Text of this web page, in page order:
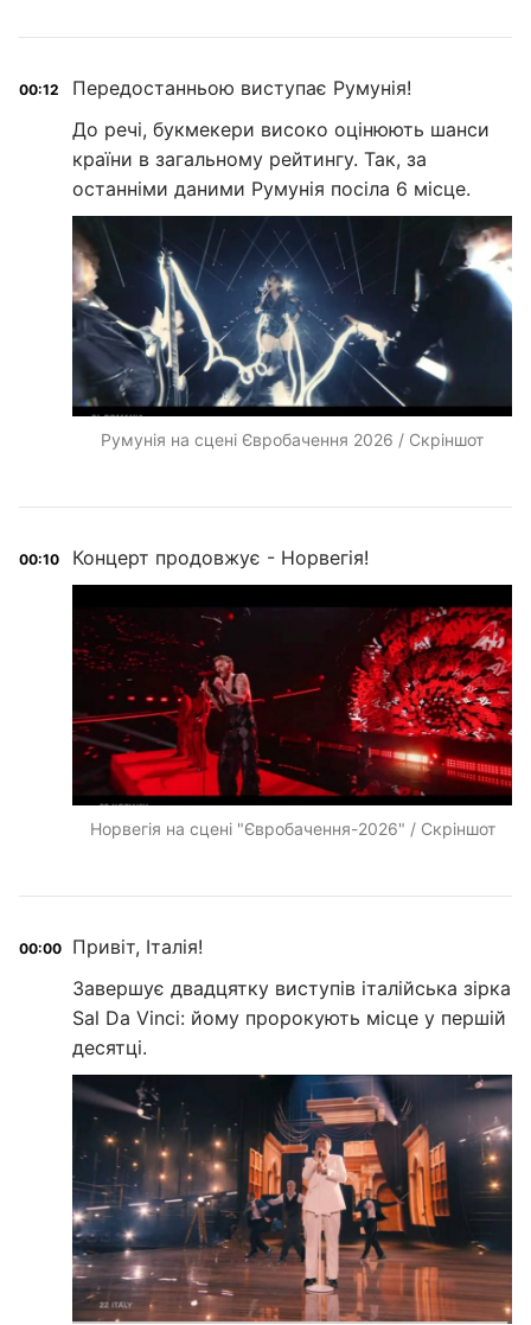
00:12
Передостанньою виступає Румунія!
До речі, букмекери високо оцінюють шанси
країни в загальному рейтингу. Так, за
останніми даними Румунія посіла 6 місце.
Румунія на сцені Євробачення 2026 / Скріншот
00:10 Концерт продовжує - Норвегія!
Норвегія на сцені "Євробачення-2026" / Скріншот
00:00
Привіт, Італія!
Завершує двадцятку виступів італійська зірка
Sal Da Vinci: йому пророкують місце у першій
десятці.